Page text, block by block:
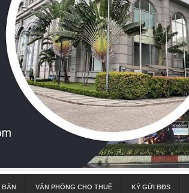
BÁN VĂN PHÒNG CHO THUÊ KÝ GỬI BĐS